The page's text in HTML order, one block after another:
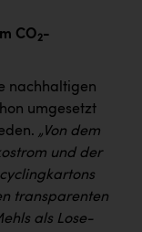
CO2-
nachhaltigen
umgesetzt
„Von dem
und der
transparenten
als Lose-